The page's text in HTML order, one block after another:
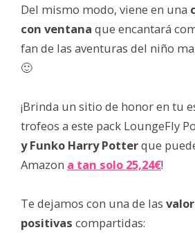
Del mismo modo, viene en una
con ventana que encantará
fan de las aventuras del niño
🙂
¡Brinda un sitio de honor en tu
trofeos a este pack LoungeFly
y Funko Harry Potterque
Amazon a tan solo 25,24€!
Te dejamos con una de las
positivas compartidas: